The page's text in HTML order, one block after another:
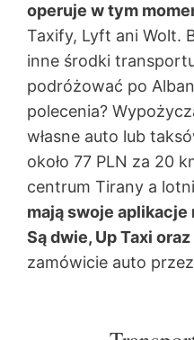
operuje w tym
Taxify, Lyft ani Wolt.
inne środki
podróżować po
polecenia?
własne auto lub
około 77 PLN za 20
centrum Tirany a
mają swoje aplikacje
Są dwie, Up Taxi
zamówicie auto